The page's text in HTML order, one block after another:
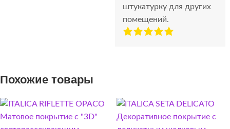
штукатурку для других
помещений.
Похожие товары